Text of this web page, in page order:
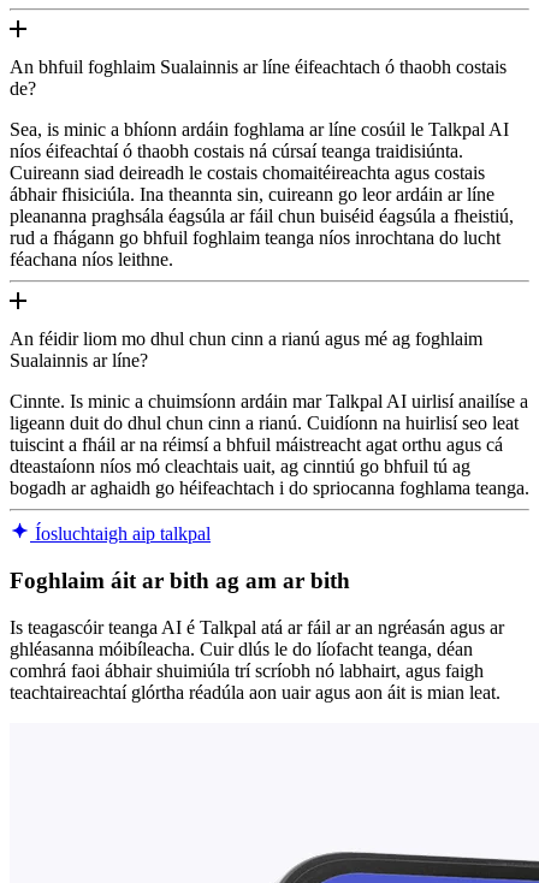
An bhfuil foghlaim Sualainnis ar líne éifeachtach ó thaobh costais
de?
Sea, is minic a bhíonn ardáin foghlama ar líne cosúil le Talkpal AI
níos éifeachtaí ó thaobh costais ná cúrsaí teanga traidisiúnta.
Cuireann siad deireadh le costais chomaitéireachta agus costais
ábhair fhisiciúla. Ina theannta sin, cuireann go leor ardáin ar líne
pleananna praghsála éagsúla ar fáil chun buiséid éagsúla a fheistiú,
rud a fhágann go bhfuil foghlaim teanga níos inrochtana do lucht
féachana níos leithne.
An féidir liom mo dhul chun cinn a rianú agus mé ag foghlaim
Sualainnis ar líne?
Cinnte. Is minic a chuimsíonn ardáin mar Talkpal AI uirlisí anailíse a
ligeann duit do dhul chun cinn a rianú. Cuidíonn na huirlisí seo leat
tuiscint a fháil ar na réimsí a bhfuil máistreacht agat orthu agus cá
dteastaíonn níos mó cleachtais uait, ag cinntiú go bhfuil tú ag
bogadh ar aghaidh go héifeachtach i do spriocanna foghlama teanga.
Íosluchtaigh aip talkpal
Foghlaim áit ar bith ag am ar bith
Is teagascóir teanga AI é Talkpal atá ar fáil ar an ngréasán agus ar
ghléasanna móibíleacha. Cuir dlús le do líofacht teanga, déan
comhrá faoi ábhair shuimiúla trí scríobh nó labhairt, agus faigh
teachtaireachtaí glórtha réadúla aon uair agus aon áit is mian leat.